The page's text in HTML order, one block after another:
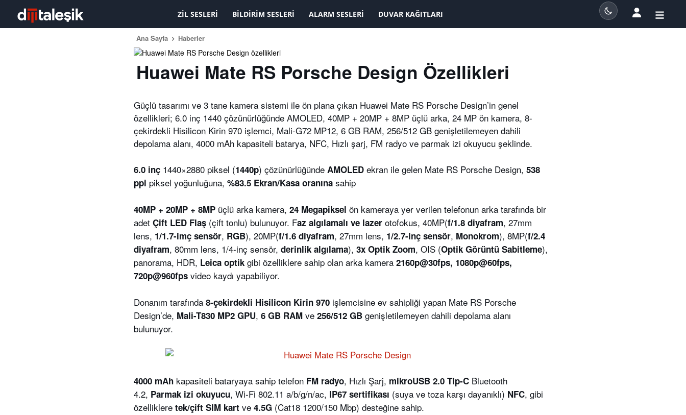
KAYDOLMAK İSTİYORUM
ZIL SESLERI BILDIRIM SESLERI ALARM SESLERI DUVAR KAĞITLARI
Ana Sayfa Haberler
Huawei Mate RS Porsche Design Özellikleri
Güçlü tasarımı ve 3 tane kamera sistemi ile ön plana çıkan Huawei Mate RS Porsche Design’in genel
özellikleri; 6.0 inç 1440 çözünürlüğünde AMOLED, 40MP + 20MP + 8MP üçlü arka, 24 MP ön kamera, 8-
çekirdekli Hisilicon Kirin 970 işlemci, Mali-G72 MP12, 6 GB RAM, 256/512 GB genişletilemeyen dahili
depolama alanı, 4000 mAh kapasiteli batarya, NFC, Hızlı şarj, FM radyo ve parmak izi okuyucu şeklinde.
6.0 inç 1440×2880 piksel (1440p) çözünürlüğünde AMOLED ekran ile gelen Mate RS Porsche Design, 538
ppi piksel yoğunluğuna, %83.5 Ekran/Kasa oranına sahip
40MP + 20MP + 8MP üçlü arka kamera, 24 Megapiksel ön kameraya yer verilen telefonun arka tarafında bir
adet Çift LED Flaş (çift tonlu) bulunuyor. Faz algılamalı ve lazer otofokus, 40MP(f/1.8 diyafram, 27mm
lens, 1/1.7-imç sensör, RGB), 20MP(f/1.6 diyafram, 27mm lens, 1/2.7-inç sensör, Monokrom), 8MP(f/2.4
diyafram, 80mm lens, 1/4-inç sensör, derinlik algılama), 3x Optik Zoom, OIS (Optik Görüntü Sabitleme),
panorama, HDR, Leica optik gibi özelliklere sahip olan arka kamera 2160p@30fps, 1080p@60fps,
720p@960fps video kaydı yapabiliyor.
Donanım tarafında 8-çekirdekli Hisilicon Kirin 970 işlemcisine ev sahipliği yapan Mate RS Porsche
Design’de, Mali-T830 MP2 GPU, 6 GB RAM ve 256/512 GB genişletilemeyen dahili depolama alanı
bulunuyor.
4000 mAh kapasiteli bataryaya sahip telefon FM radyo, Hızlı Şarj, mikroUSB 2.0 Tip-C Bluetooth
4.2, Parmak izi okuyucu, Wi-Fi 802.11 a/b/g/n/ac, IP67 sertifikası (suya ve toza karşı dayanıklı) NFC, gibi
özelliklere tek/çift SIM kart ve 4.5G (Cat18 1200/150 Mbp) desteğine sahip.